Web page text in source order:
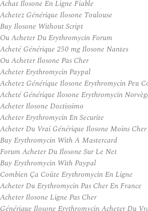
Achat Ilosone En Ligne Fiable
Achetez Générique Ilosone Toulouse
Buy Ilosone Without Script
Ou Acheter Du Erythromycin Forum
Acheté Générique 250 mg Ilosone Nantes
Ou Acheter Ilosone Pas Cher
Acheter Erythromycin Paypal
Achetez Générique Ilosone Erythromycin Peu
Acheté Générique Ilosone Erythromycin
Acheter Ilosone Doctissimo
Acheter Erythromycin En Securite
Acheter Du Vrai Générique Ilosone Moins Cher
Buy Erythromycin With A Mastercard
Forum Acheter Du Ilosone Sur Le Net
Buy Erythromycin With Paypal
Combien Ça Coûte Erythromycin En Ligne
Acheter Du Erythromycin Pas Cher En France
Acheter Ilosone Ligne Pas Cher